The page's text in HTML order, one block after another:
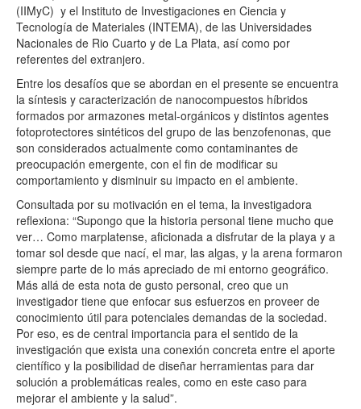
(IIMyC) y el Instituto de Investigaciones en Ciencia y
Tecnología de Materiales (INTEMA), de las Universidades
Nacionales de Rio Cuarto y de La Plata, así como por
referentes del extranjero.
Entre los desafíos que se abordan en el presente se encuentra
la síntesis y caracterización de nanocompuestos híbridos
formados por armazones metal-orgánicos y distintos agentes
fotoprotectores sintéticos del grupo de las benzofenonas, que
son considerados actualmente como contaminantes de
preocupación emergente, con el fin de modificar su
comportamiento y disminuir su impacto en el ambiente.
Consultada por su motivación en el tema, la investigadora
reflexiona: “Supongo que la historia personal tiene mucho que
ver… Como marplatense, aficionada a disfrutar de la playa y a
tomar sol desde que nací, el mar, las algas, y la arena formaron
siempre parte de lo más apreciado de mi entorno geográfico.
Más allá de esta nota de gusto personal, creo que un
investigador tiene que enfocar sus esfuerzos en proveer de
conocimiento útil para potenciales demandas de la sociedad.
Por eso, es de central importancia para el sentido de la
investigación que exista una conexión concreta entre el aporte
científico y la posibilidad de diseñar herramientas para dar
solución a problemáticas reales, como en este caso para
mejorar el ambiente y la salud”.